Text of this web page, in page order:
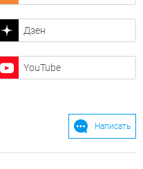
Дзен
YouTube
Написать